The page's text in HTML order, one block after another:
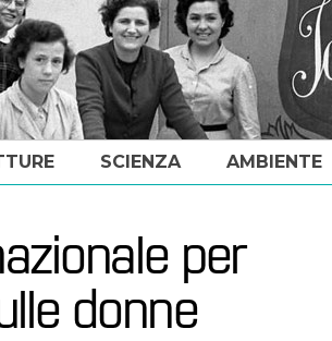
SCIENZA AMBIENTE
per
donne